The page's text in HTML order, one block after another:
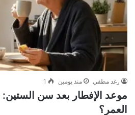
رغد مطفي منذ يومين 1
موعد الإفطار بعد سن
العمر؟